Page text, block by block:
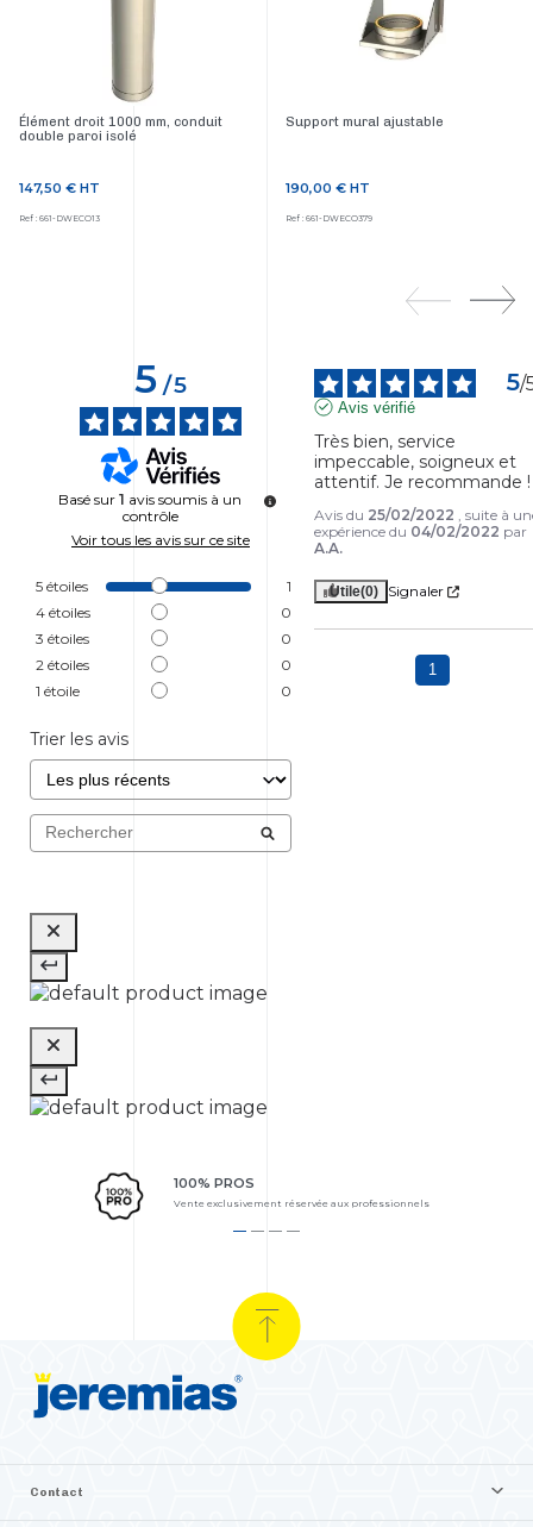
Élément droit 1000 mm, conduit
double paroi isolé
Prix
147,50 € HT
Ref : 661-DWECO13
Support mural ajustable
Prix
190,00 € HT
Ref : 661-DWECO379
5/5
Basé sur 1 avis soumis à un
contrôle
Voir tous les avis sur ce site
5 étoiles
1
4 étoiles
0
3 étoiles
0
2 étoiles
0
1 étoile 0
Trier les avis
5/
Avis vérifié
Très bien, service
impeccable, soigneux et
attentif. Je recommande !
Avis du 25/02/2022 , suite à
expérience du 04/02/2022 par
A.A.
Utile(0) Signaler
1
100% PROS
Vente exclusivement réservée aux professionnels
Contact